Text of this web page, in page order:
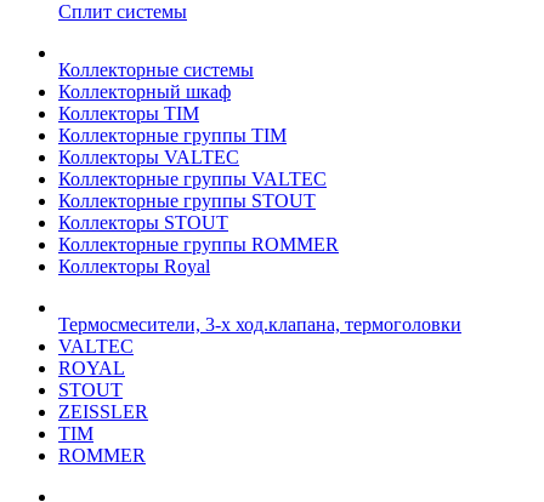
Сплит системы
Коллекторные системы
Коллекторный шкаф
Коллекторы TIM
Коллекторные группы TIM
Коллекторы VALTEC
Коллекторные группы VALTEC
Коллекторные группы STOUT
Коллекторы STOUT
Коллекторные группы ROMMER
Коллекторы Royal
Термосмесители, 3-х ход.клапана, термоголовки
VALTEC
ROYAL
STOUT
ZEISSLER
TIM
ROMMER